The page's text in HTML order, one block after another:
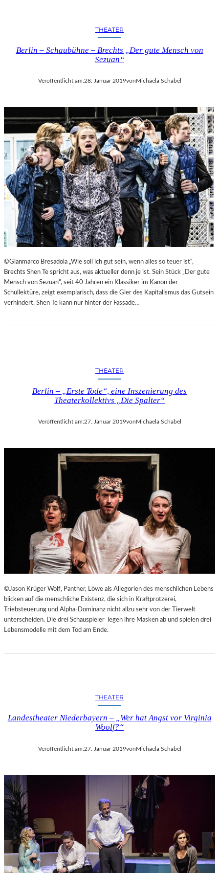
THEATER
Berlin – Schaubühne – Brechts „Der gute Mensch von
Sezuan“
Veröffentlicht am:28. Januar 2019vonMichaela Schabel
©Gianmarco Bresadola „Wie soll ich gut sein, wenn alles so teuer ist“,
Brechts Shen Te spricht aus, was aktueller denn je ist. Sein Stück „Der gute
Mensch von Sezuan“, seit 40 Jahren ein Klassiker im Kanon der
Schullektüre, zeigt exemplarisch, dass die Gier des Kapitalismus das Gutsein
verhindert. Shen Te kann nur hinter der Fassade…
THEATER
Berlin – „Erste Tode“, eine Inszenierung des
Theaterkollektivs „Die Spalter“
Veröffentlicht am:27. Januar 2019vonMichaela Schabel
©Jason Krüger Wolf, Panther, Löwe als Allegorien des menschlichen Lebens
blicken auf die menschliche Existenz, die sich in Kraftprotzerei,
Triebsteuerung und Alpha-Dominanz nicht allzu sehr von der Tierwelt
unterscheiden. Die drei Schauspieler legen ihre Masken ab und spielen drei
Lebensmodelle mit dem Tod am Ende.
THEATER
Landestheater Niederbayern – „Wer hat Angst vor Virginia
Woolf?“
Veröffentlicht am:27. Januar 2019vonMichaela Schabel